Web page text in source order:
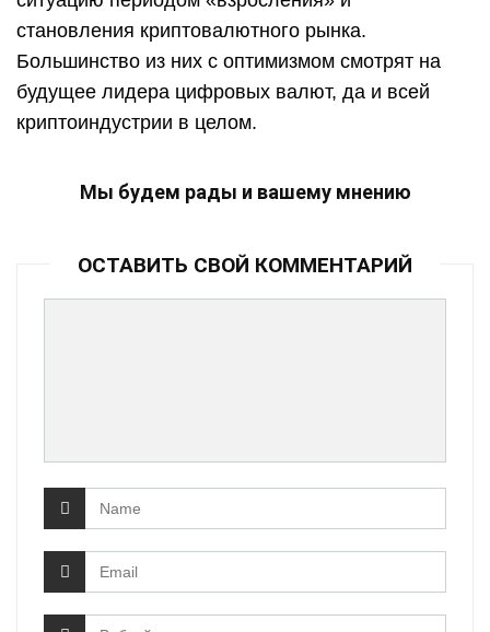
становления криптовалютного рынка.
Большинство из них с оптимизмом смотрят на
будущее лидера цифровых валют, да и всей
криптоиндустрии в целом.
Мы будем рады и вашему мнению
ОСТАВИТЬ СВОЙ КОММЕНТАРИЙ